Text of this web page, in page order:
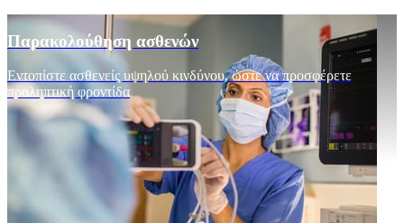
Παρακολούθηση ασθενών
Εντοπίστε ασθενείς υψηλού κινδύνου, ώστε να προσφέρετε
προληπτική φροντίδα